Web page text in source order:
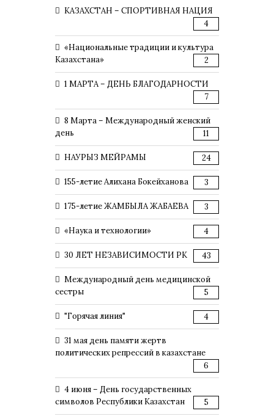
КАЗАХСТАН – СПОРТИВНАЯ НАЦИЯ
4
«Национальные традиции и культура
Казахстана»
2
1 МАРТА – ДЕНЬ БЛАГОДАРНОСТИ
7
8 Марта – Международный женский
день
11
НАУРЫЗ МЕЙРАМЫ 24
155-летие Алихана Бокейханова 3
175-летие ЖАМБЫЛА ЖАБАЕВА 3
«Наука и технологии» 4
30 ЛЕТ НЕЗАВИСИМОСТИ РК 43
Международный день медицинской
сестры
5
"Горячая линия" 4
31 мая день памяти жертв
политических репрессий в казахстане
6
4 июня – День государственных
символов Республики Казахстан
5